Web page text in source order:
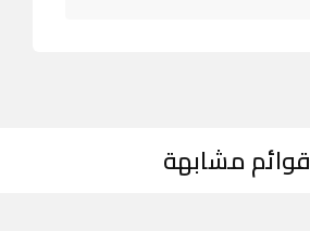
قوائم مشابهة